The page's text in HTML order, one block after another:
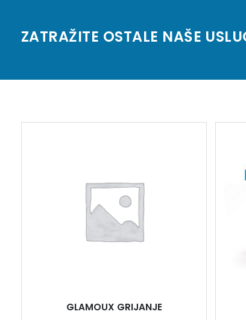
ZATRAŽITE OSTALE NAŠE
GLAMOUX GRIJANJE